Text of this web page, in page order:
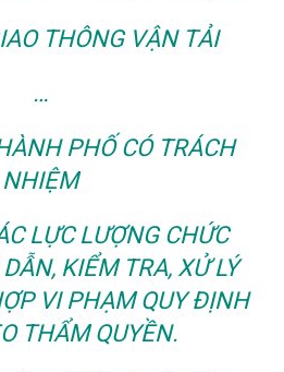
THÔNG VẬN TẢI
…
PHỐ CÓ TRÁCH
NHIỆM
LỰC LƯỢNG CHỨC
KIỂM TRA, XỬ LÝ
VI PHẠM QUY ĐỊNH
THẨM QUYỀN.